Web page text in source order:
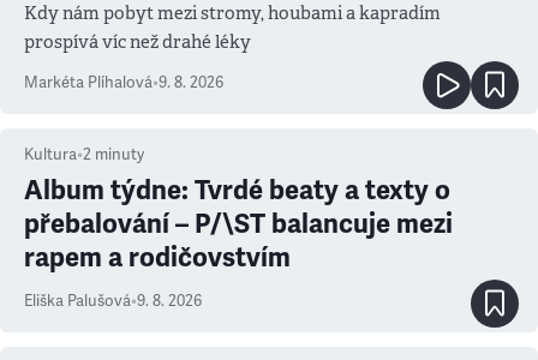
Kdy nám pobyt mezi stromy, houbami a kapradím
prospívá víc než drahé léky
Markéta Plíhalová•9. 8. 2026
Kultura•2 minuty
Album týdne: Tvrdé beaty a texty o
přebalování – P/\ST balancuje mezi
rapem a rodičovstvím
Eliška Palušová•9. 8. 2026